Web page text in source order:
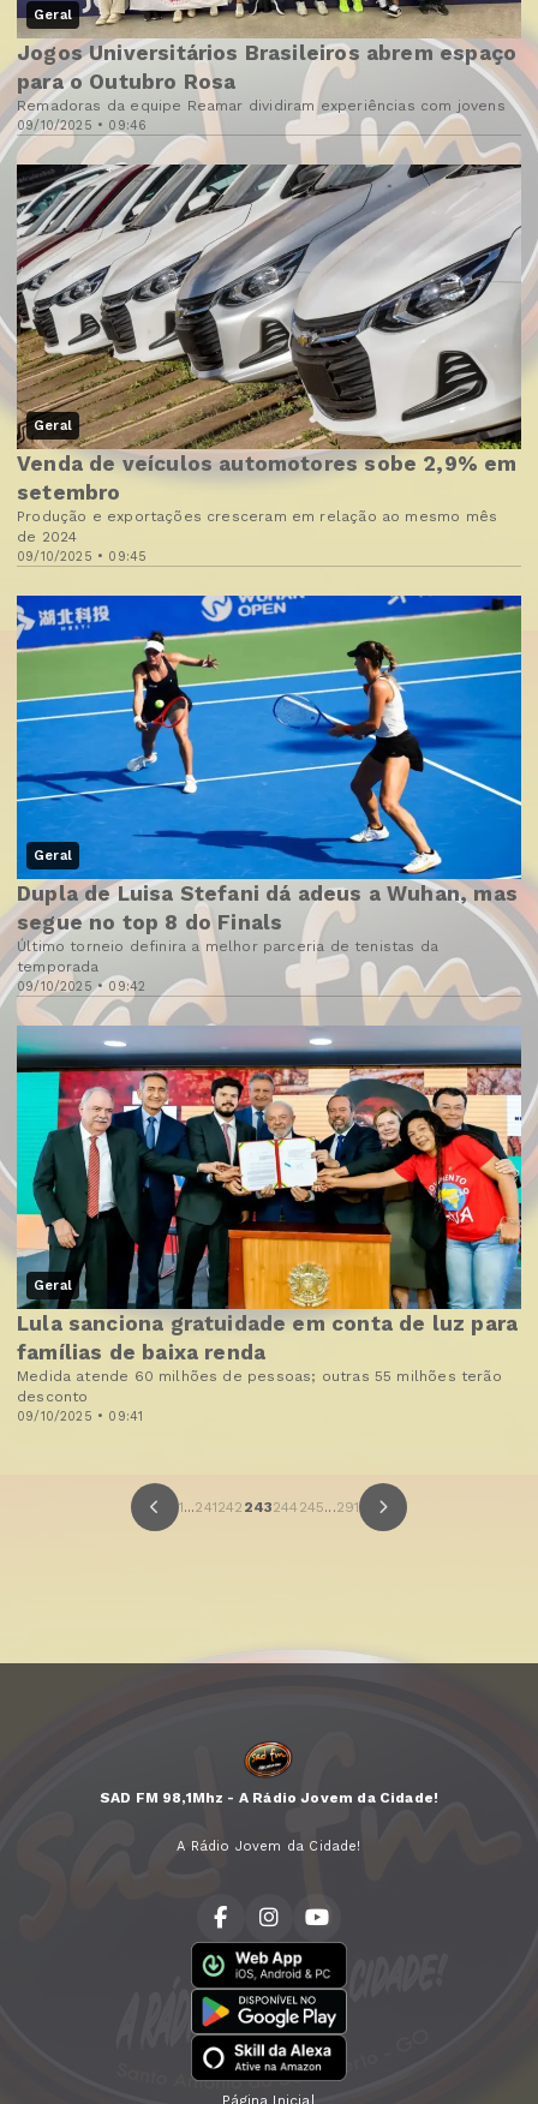
Geral
09/10/2025 • 09:46
Jogos Universitários Brasileiros abrem espaço
para o Outubro Rosa
Remadoras da equipe Reamar dividiram experiências com jovens
Geral
09/10/2025 • 09:45
Venda de veículos automotores sobe 2,9% em
setembro
Produção e exportações cresceram em relação ao mesmo mês
de 2024
Geral
09/10/2025 • 09:42
Dupla de Luisa Stefani dá adeus a Wuhan, mas
segue no top 8 do Finals
Último torneio definira a melhor parceria de tenistas da
temporada
Geral
09/10/2025 • 09:41
Lula sanciona gratuidade em conta de luz para
famílias de baixa renda
Medida atende 60 milhões de pessoas; outras 55 milhões terão
desconto
1...241242 243244 245...291
SAD FM 98,1Mhz - A Rádio Jovem da Cidade!
A Rádio Jovem da Cidade!
Página Inicial